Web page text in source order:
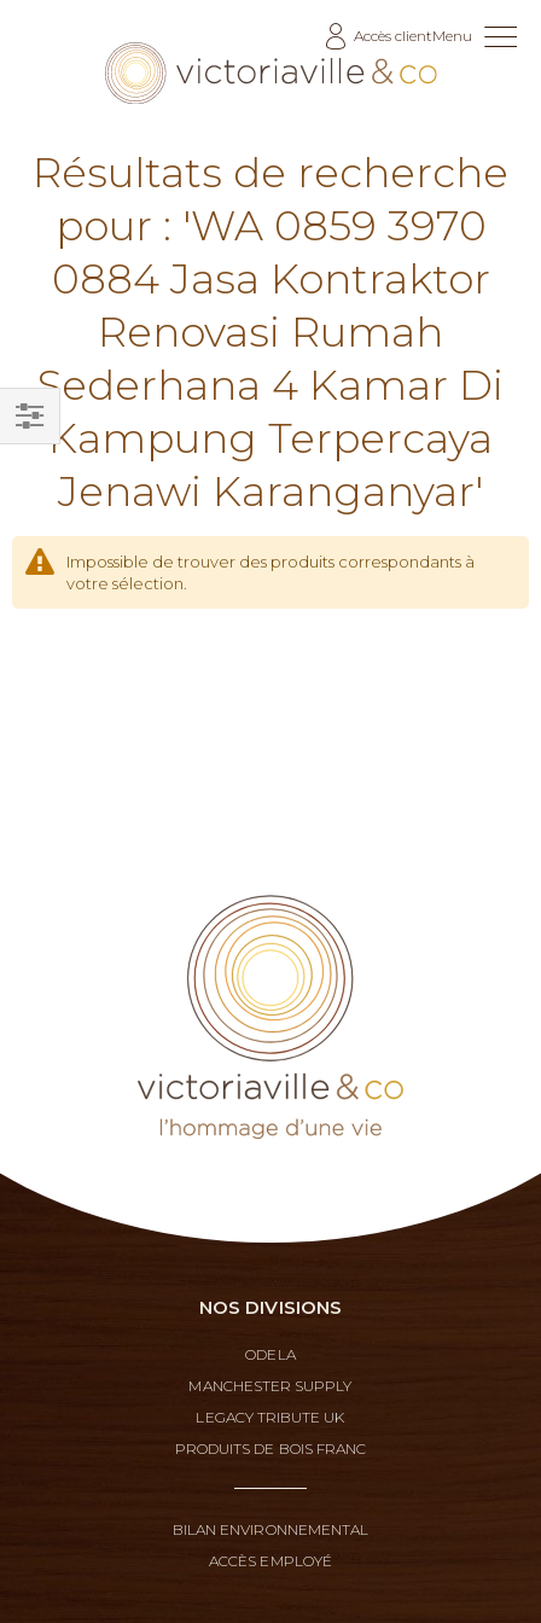
Accès clientMenu
Résultats de recherche
pour : 'WA 0859 3970
0884 Jasa Kontraktor
Renovasi Rumah
Sederhana 4 Kamar Di
Kampung Terpercaya
Jenawi Karanganyar'
Impossible de trouver des produits correspondants à
votre sélection.
Filtrer
NOS DIVISIONS
ODELA
MANCHESTER SUPPLY
LEGACY TRIBUTE UK
PRODUITS DE BOIS FRANC
BILAN ENVIRONNEMENTAL
ACCÈS EMPLOYÉ